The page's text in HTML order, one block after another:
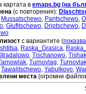
картата в emaps.bg (на
(с повторения):
Mussatschewo, Pantschewo,
, Glufitschewo, Driptschewo,
с вариантите (
, Raska_Grasica,
, Tischanowo,
, Turnovlag,
Tawalitschewo, Yabulkovo,
места (огромни